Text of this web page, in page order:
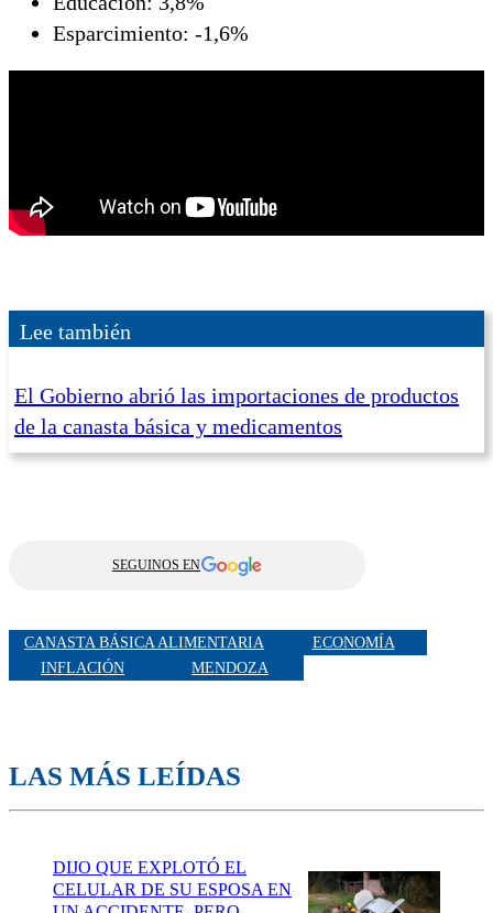
Esparcimiento: -1,6%
Lee también
El Gobierno abrió las importaciones de productos
de la canasta básica y medicamentos
SEGUINOS EN
CANASTA BÁSICA ALIMENTARIA
ECONOMÍA
INFLACIÓN
MENDOZA
LAS MÁS LEÍDAS
DIJO QUE EXPLOTÓ EL
CELULAR DE SU ESPOSA EN